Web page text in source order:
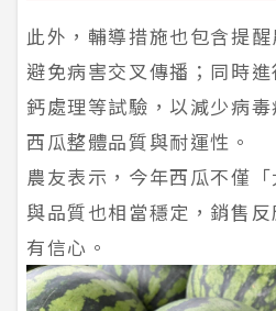
此外，輔導措施也包含提
避免病害交叉傳播；同時
鈣處理等試驗，以減少病
西瓜整體品質與耐運性。
農友表示，今年西瓜不僅
與品質也相當穩定，銷售
有信心。